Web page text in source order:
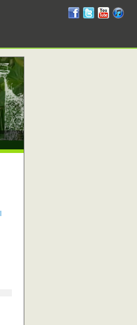
RUMRUMRUM